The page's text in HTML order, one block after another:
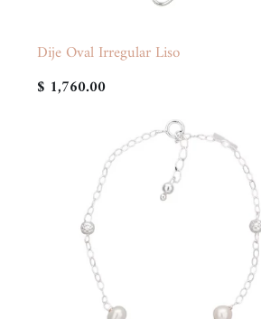
Dije Oval Irregular Liso
$ 1,760.00